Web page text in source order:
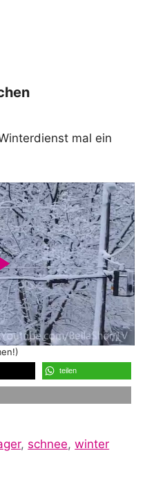
mal ein
teilen
, schnee,winter